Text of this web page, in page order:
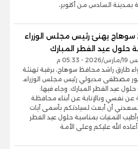
بمدينة السادس من أكتوبر،
يهنئ رئيس مجلس الوزراء
حلول عيد الفطر المبارك
- 05:33 م
طارق راشد محافظ سوهاج، برقية تهنئة
مصطفى مدبولي رئيس مجلس الوزراء،
عيد الفطر المبارك. وجاء فيها:
عن نفسي وبالإنابة عن أبناء محافظة
أن أبعث لسيادتكم بأسمى آيات
التمنيات بمناسبة حلول عيد الفطر
أعاده الله عليكم وعلى الأمة